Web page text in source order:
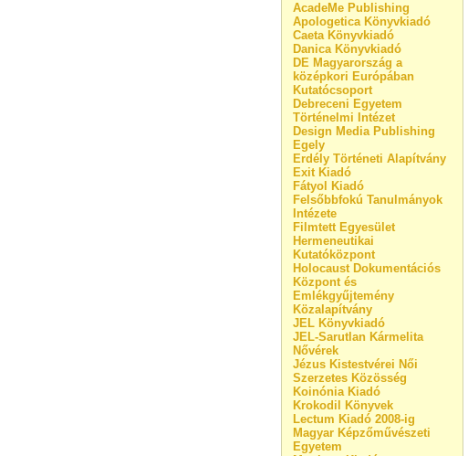
AcadeMe Publishing
Apologetica Könyvkiadó
Caeta Könyvkiadó
Danica Könyvkiadó
DE Magyarország a
középkori Európában
Kutatócsoport
Debreceni Egyetem
Történelmi Intézet
Design Media Publishing
Egely
Erdély Történeti Alapítvány
Exit Kiadó
Fátyol Kiadó
Felsőbbfokú Tanulmányok
Intézete
Filmtett Egyesület
Hermeneutikai
Kutatóközpont
Holocaust Dokumentációs
Központ és
Emlékgyűjtemény
Közalapítvány
JEL Könyvkiadó
JEL-Sarutlan Kármelita
Nővérek
Jézus Kistestvérei Női
Szerzetes Közösség
Koinónia Kiadó
Krokodil Könyvek
Lectum Kiadó 2008-ig
Magyar Képzőművészeti
Egyetem